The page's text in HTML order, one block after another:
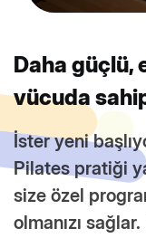
Daha güçlü,
vücuda
İster yeni
Pilates pratiği
size özel
olmanızı